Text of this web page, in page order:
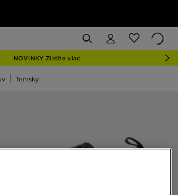
NOVINKY Zistite viac
Tenisky